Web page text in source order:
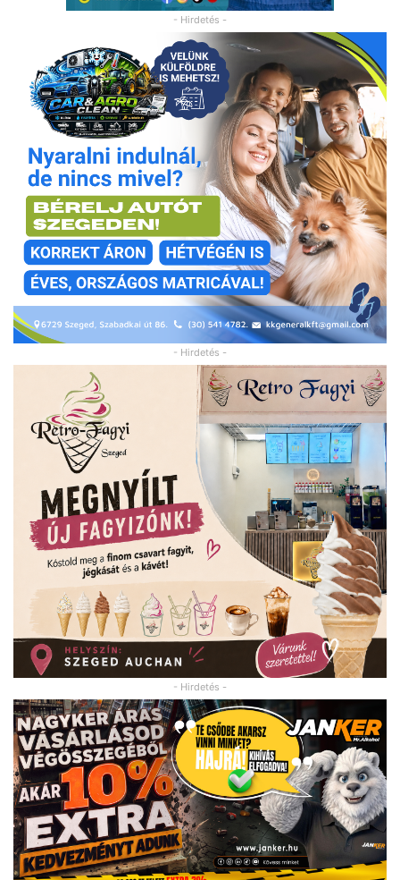
- Hirdetés -
- Hirdetés -
- Hirdetés -